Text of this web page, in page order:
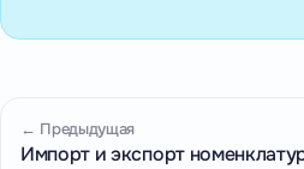
← Предыдущая
Импорт и экспорт